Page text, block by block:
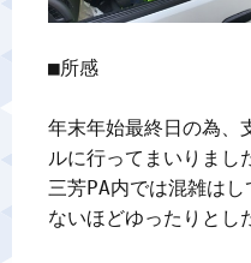
■所感
年末年始最終日の為、
ルに行ってまいりまし
三芳PA内では混雑は
ないほどゆったりとし